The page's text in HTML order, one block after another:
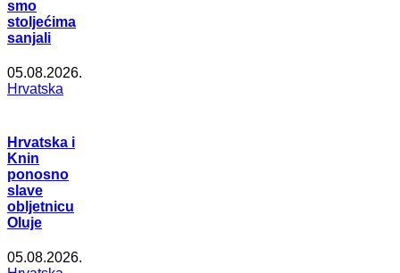
smo
stoljećima
sanjali
05.08.2026.
Hrvatska
Hrvatska i
Knin
ponosno
slave
obljetnicu
Oluje
05.08.2026.